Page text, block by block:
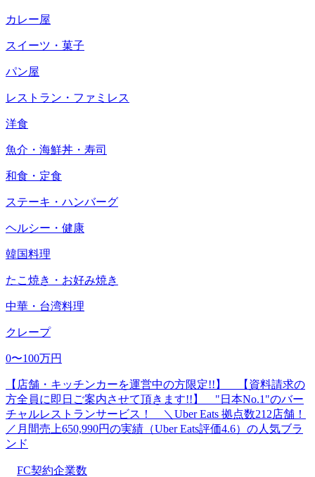
カレー屋
スイーツ・菓子
パン屋
レストラン・ファミレス
洋食
魚介・海鮮丼・寿司
和食・定食
ステーキ・ハンバーグ
ヘルシー・健康
韓国料理
たこ焼き・お好み焼き
中華・台湾料理
クレープ
0〜100万円
【店舗・キッチンカーを運営中の方限定!!】 【資料請求の
方全員に即日ご案内させて頂きます!!】 "日本No.1"のバー
チャルレストランサービス！ ＼Uber Eats 拠点数212店舗！
／月間売上650,990円の実績（Uber Eats評価4.6）の人気ブラ
ンド
FC契約企業数